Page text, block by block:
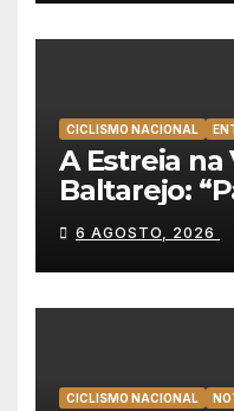
CICLISMO NACIONAL
A Estreia na
Baltarejo:
a Portugal é
qualquer
6 AGOSTO, 2026
CICLISMO NACIONAL